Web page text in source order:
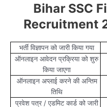
Bihar SSC
Recruitment
भर्ती विज्ञापन को जारी किया गया
ऑनलाइन आवेदन प्रक्रिया को शुरु
किया जाएगा
ऑनलाइन अप्लाई करने की अन्तिम
तिथि
प्रवेश पत्र / एडमिट कार्ड को जारी